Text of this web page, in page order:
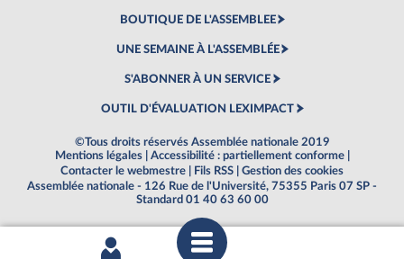
BOUTIQUE DE L'ASSEMBLEE
UNE SEMAINE À L'ASSEMBLÉE
S'ABONNER À UN SERVICE
OUTIL D'ÉVALUATION LEXIMPACT
©Tous droits réservés Assemblée nationale 2019
Mentions légales
Accessibilité : partiellement conforme
Contacter le webmestre
Fils RSS
Gestion des cookies
Assemblée nationale - 126 Rue de l'Université, 75355 Paris 07 SP -
Standard 01 40 63 60 00